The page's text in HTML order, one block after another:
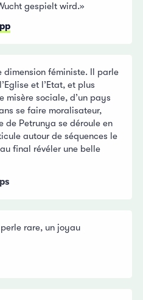
gespielt wird.»
dimension féministe. Il parle
et l’Etat, et plus
misère sociale, d’un pays
se faire moralisateur,
de Petrunya se déroule en
autour de séquences le
final révéler une belle
rare, un joyau